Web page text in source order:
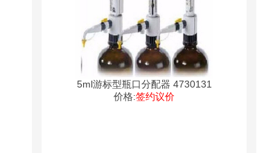
5ml游标型瓶口分配器 4730131
价格:签约议价